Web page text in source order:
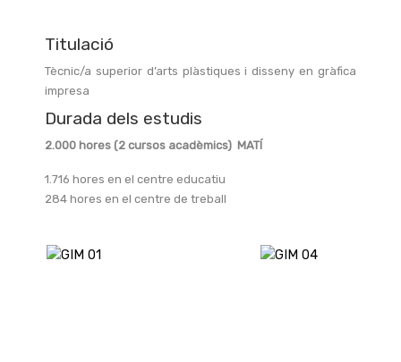
Titulació
Tècnic/a superior d’arts plàstiques i disseny en gràfica
impresa
Durada dels estudis
2.000 hores (2 cursos acadèmics) MATÍ
1.716 hores en el centre educatiu
284 hores en el centre de treball